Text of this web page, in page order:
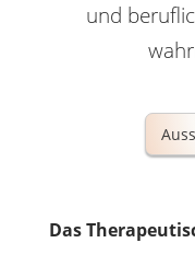
und
Das